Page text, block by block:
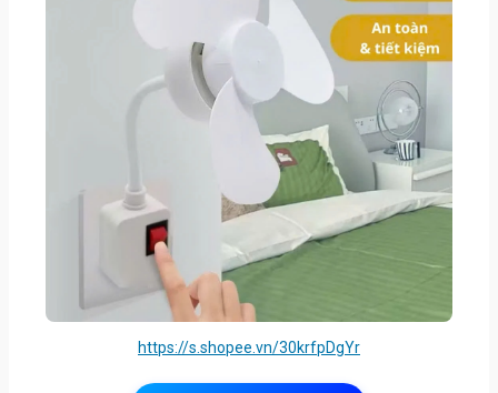
https://s.shopee.vn/30krfpDgYr